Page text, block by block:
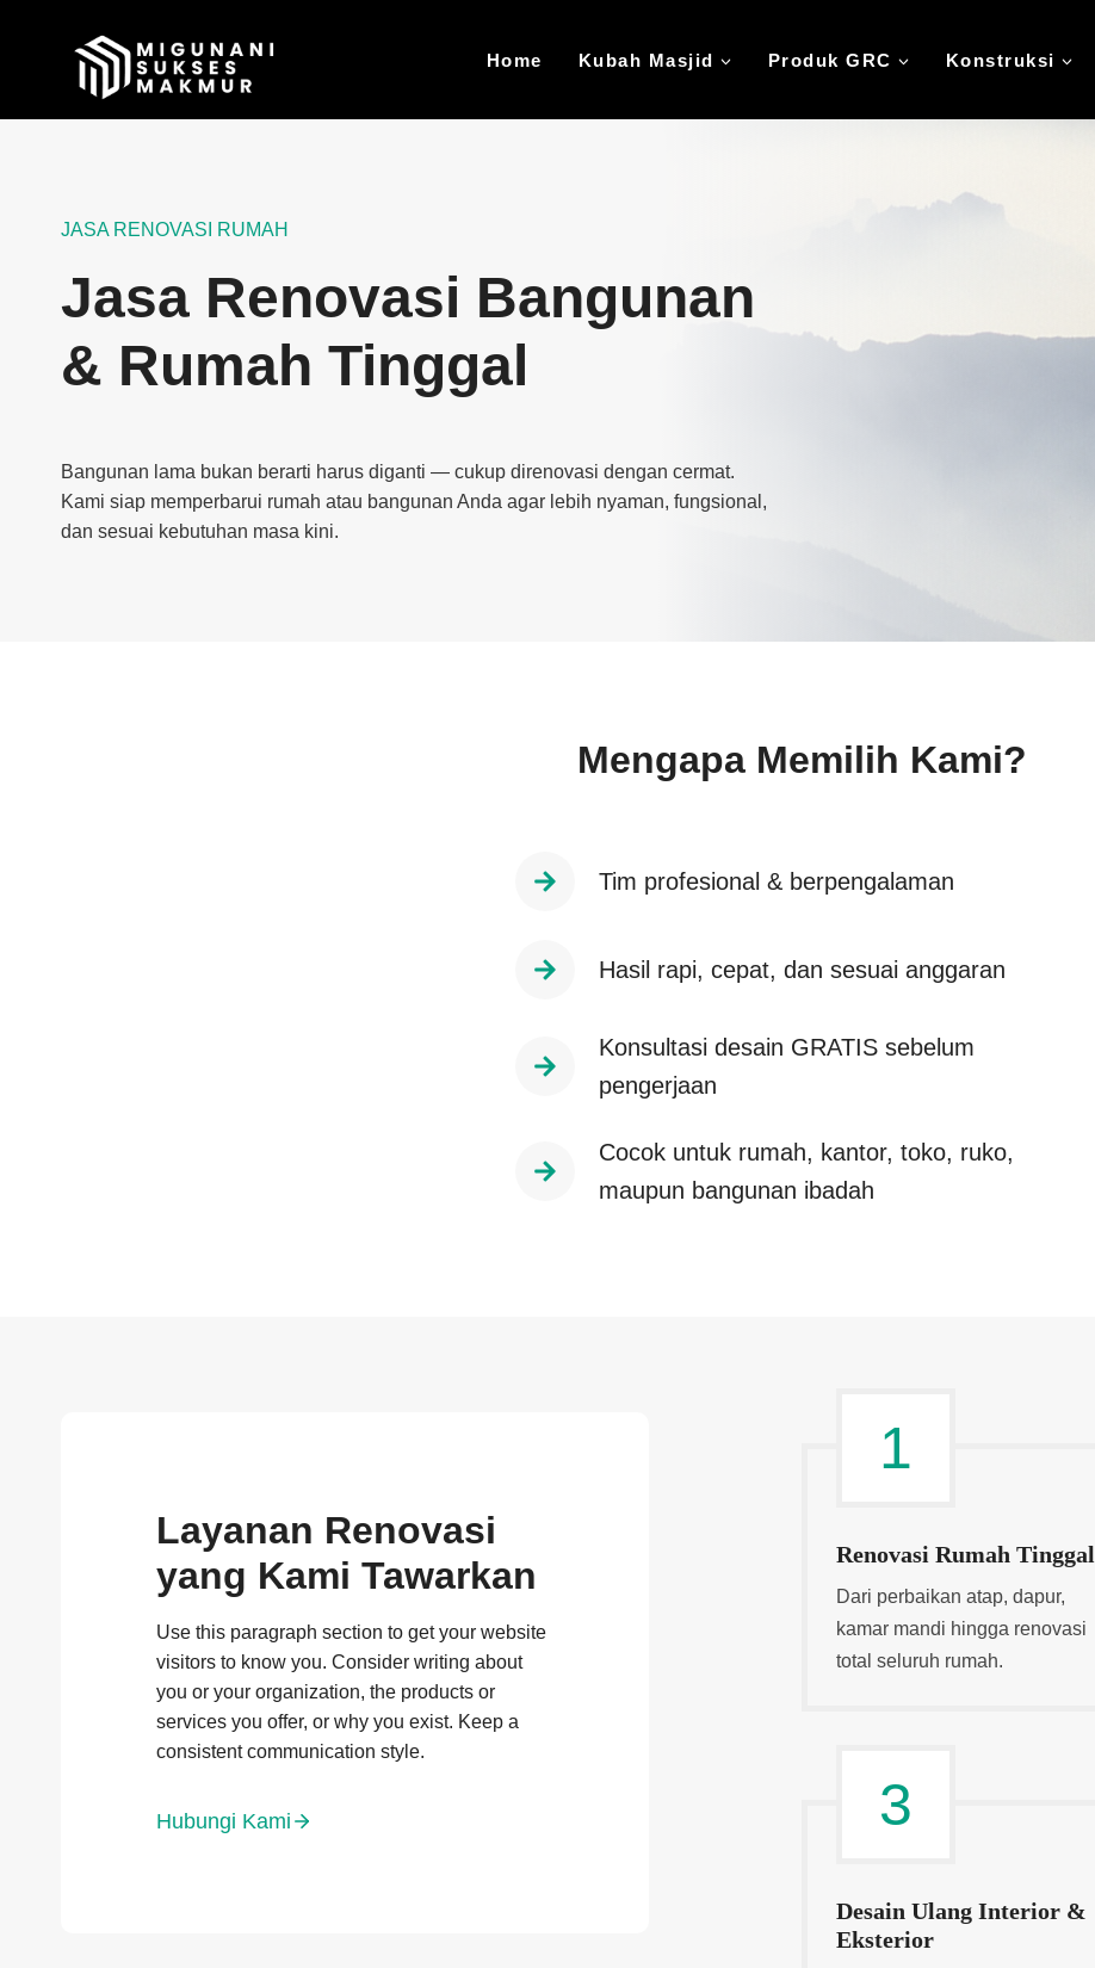
Home Kubah Masjid Produk GRC Konstruksi
JASA RENOVASI RUMAH
Jasa Renovasi Bangunan
& Rumah Tinggal
Bangunan lama bukan berarti harus diganti — cukup direnovasi dengan cermat.
Kami siap memperbarui rumah atau bangunan Anda agar lebih nyaman, fungsional,
dan sesuai kebutuhan masa kini.
Mengapa Memilih Kami?
Tim profesional & berpengalaman
Hasil rapi, cepat, dan sesuai anggaran
Konsultasi desain GRATIS sebelum
pengerjaan
Cocok untuk rumah, kantor, toko, ruko,
maupun bangunan ibadah
Layanan Renovasi
yang Kami Tawarkan
Use this paragraph section to get your website
visitors to know you. Consider writing about
you or your organization, the products or
services you offer, or why you exist. Keep a
consistent communication style.
Hubungi Kami
1
Renovasi Rumah Tinggal
Dari perbaikan atap, dapur,
kamar mandi hingga renovasi
total seluruh rumah.
3
Desain Ulang Interior &
Eksterior